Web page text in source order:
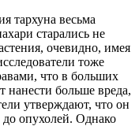
тархуна весьма
старались не
очевидно, имея
тоже
что в больших
нанести больше вреда,
утверждают, что он
опухолей. Однако